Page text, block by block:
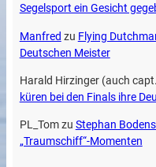
Segelsport ein Gesicht
Manfred zu Flying
Deutschen Meister
Harald Hirzinger (auch
küren bei den Finals ihre
PL_Tomzu Stephan
„Traumschiff“-Momenten